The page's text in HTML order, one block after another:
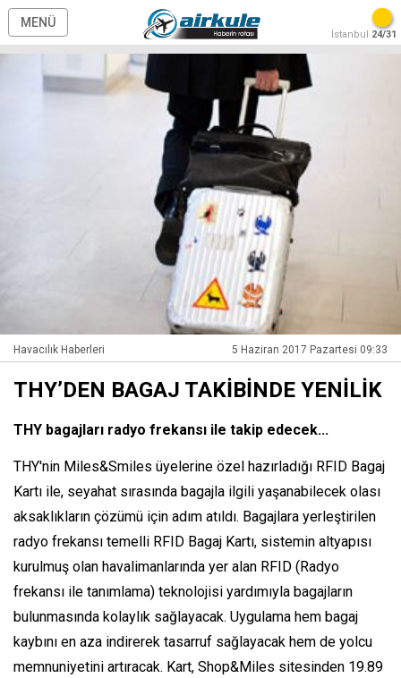
MENÜ
İstanbul 24/31
Havacılık Haberleri 5 Haziran 2017 Pazartesi 09:33
THY’DEN BAGAJ TAKİBİNDE YENİLİK
THY bagajları radyo frekansı ile takip edecek...
THY'nin Miles&Smiles üyelerine özel hazırladığı RFID Bagaj
Kartı ile, seyahat sırasında bagajla ilgili yaşanabilecek olası
aksaklıkların çözümü için adım atıldı. Bagajlara yerleştirilen
radyo frekansı temelli RFID Bagaj Kartı, sistemin altyapısı
kurulmuş olan havalimanlarında yer alan RFID (Radyo
frekansı ile tanımlama) teknolojisi yardımıyla bagajların
bulunmasında kolaylık sağlayacak. Uygulama hem bagaj
kaybını en aza indirerek tasarruf sağlayacak hem de yolcu
memnuniyetini artıracak. Kart, Shop&Miles sitesinden 19.89